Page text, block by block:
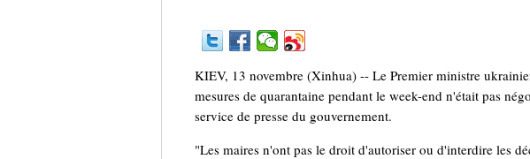
KIEV, 13 novembre (Xinhua) -- Le Premier ministre
mesures de quarantaine pendant le week-end n'était pas
service de presse du gouvernement.
"Les maires n'ont pas le droit d'autoriser ou d'interdire les